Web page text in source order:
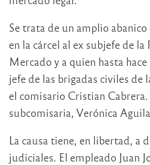
Se trata de un amplio
en la cárcel al ex subjefe de
Mercado y a quien hasta
jefe de las brigadas civiles de
el comisario Cristian
subcomisaria, Verónica
La causa tiene, en libertad, a
judiciales. El empleado Juan